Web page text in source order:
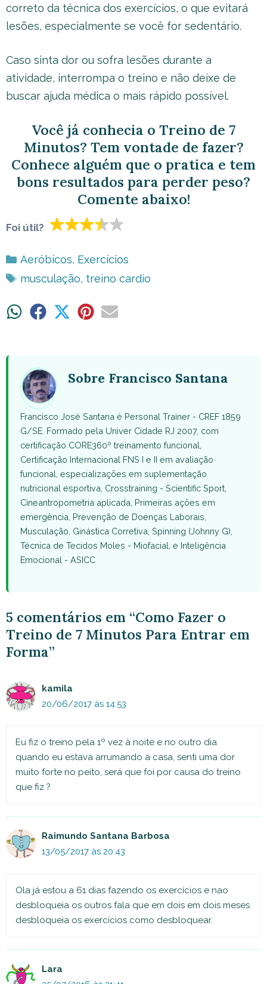
correto da técnica dos exercícios, o que evitará
lesões, especialmente se você for sedentário.
Caso sinta dor ou sofra lesões durante a
atividade, interrompa o treino e não deixe de
buscar ajuda médica o mais rápido possível.
Você já conhecia o Treino de 7
Minutos? Tem vontade de fazer?
Conhece alguém que o pratica e tem
bons resultados para perder peso?
Comente abaixo!
Foi útil?
Categorias
Aeróbicos, Exercícios
Tags
musculação, treino cardio
ShareShare ShareShareShare
Sobre Francisco Santana
Francisco José Santana é Personal Trainer - CREF 1859
G/SE. Formado pela Univer Cidade RJ 2007, com
certificação CORE360º treinamento funcional,
Certificação Internacional FNS I e II em avaliação
funcional, especializações em suplementação
nutricional esportiva, Crosstraining - Scientific Sport,
Cineantropometria aplicada, Primeiras ações em
emergência, Prevenção de Doenças Laborais,
Musculação, Ginástica Corretiva, Spinning (Johnny G),
Técnica de Tecidos Moles - Miofacial, e Inteligência
Emocional - ASICC
5 comentários em “Como Fazer o
Treino de 7 Minutos Para Entrar em
Forma”
kamila
20/06/2017 às 14:53
Eu fiz o treino pela 1º vez à noite e no outro dia
quando eu estava arrumando a casa, senti uma dor
muito forte no peito, será que foi por causa do treino
que fiz ?
Raimundo Santana Barbosa
13/05/2017 às 20:43
Ola já estou a 61 dias fazendo os exercícios e nao
desbloqueia os outros fala que em dois em dois meses
desbloqueia os exercícios como desbloquear.
Lara